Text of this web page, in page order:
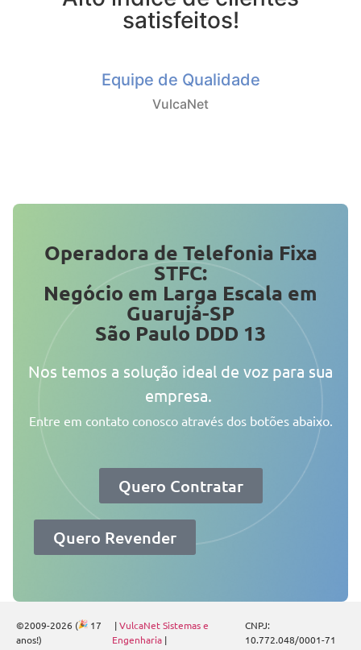
satisfeitos!
Equipe de Qualidade
VulcaNet
Operadora de Telefonia Fixa
STFC:
Negócio em Larga Escala em
Guarujá-SP
São Paulo DDD 13
Nos temos a solução ideal de voz para sua
empresa.
Entre em contato conosco através dos botões abaixo.
Quero Contratar
Quero Revender
©2009-2026 (
17
anos!)
|VulcaNet Sistemas e
Engenharia |
CNPJ:
10.772.048/0001-71